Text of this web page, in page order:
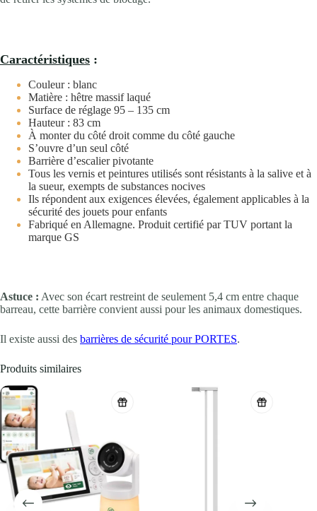
Caractéristiques :
Couleur : blanc
Matière : hêtre massif laqué
Surface de réglage 95 – 135 cm
Hauteur : 83 cm
À monter du côté droit comme du côté gauche
S’ouvre d’un seul côté
Barrière d’escalier pivotante
Tous les vernis et peintures utilisés sont résistants à la salive et à
la sueur, exempts de substances nocives
Ils répondent aux exigences élevées, également applicables à la
sécurité des jouets pour enfants
Fabriqué en Allemagne. Produit certifié par TUV portant la
marque GS
Astuce : Avec son écart restreint de seulement 5,4 cm entre chaque
barreau, cette barrière convient aussi pour les animaux domestiques.
Il existe aussi des barrières de sécurité pour PORTES.
Produits similaires